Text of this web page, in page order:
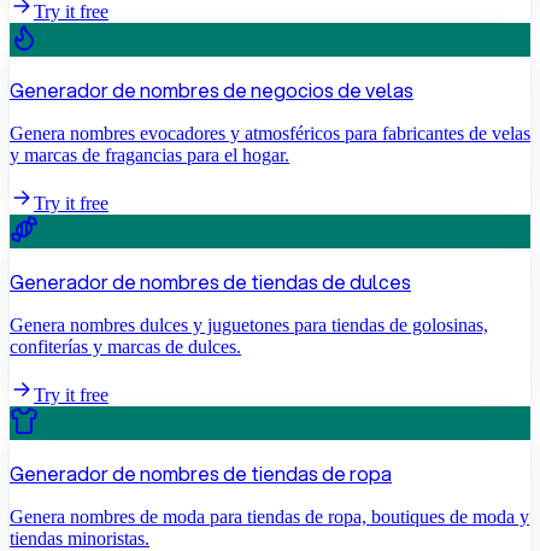
Try it free
Generador de nombres de negocios de velas
Genera nombres evocadores y atmosféricos para fabricantes de velas
y marcas de fragancias para el hogar.
Try it free
Generador de nombres de tiendas de dulces
Genera nombres dulces y juguetones para tiendas de golosinas,
confiterías y marcas de dulces.
Try it free
Generador de nombres de tiendas de ropa
Genera nombres de moda para tiendas de ropa, boutiques de moda y
tiendas minoristas.